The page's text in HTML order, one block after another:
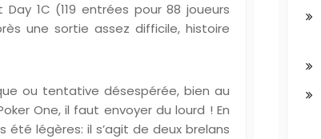
1C (119 entrées pour 88 joueurs
une sortie assez difficile, histoire
ou tentative désespérée, bien au
One, il faut envoyer du lourd ! En
été légères: il s’agit de deux brelans